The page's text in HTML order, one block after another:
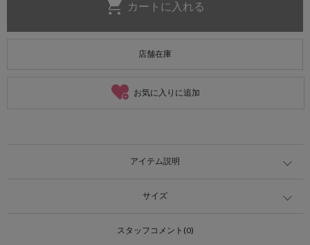
店舗在庫
お気に入りに追加
アイテム説明
サイズ
スタッフコメント(0)